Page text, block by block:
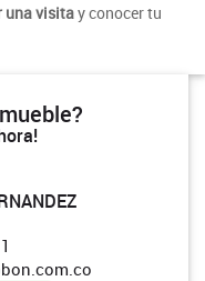
una visitay conocer tu